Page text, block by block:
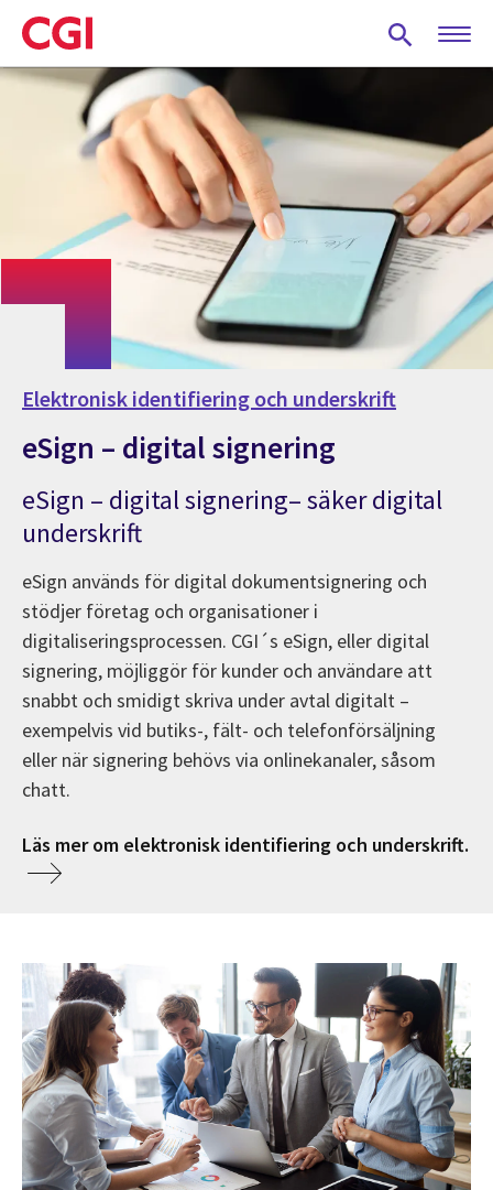
Skip
to
main
content
Elektronisk identifiering och underskrift
eSign – digital signering
eSign – digital signering– säker digital
underskrift
eSign används för digital dokumentsignering och
stödjer företag och organisationer i
digitaliseringsprocessen. CGI´s eSign, eller digital
signering, möjliggör för kunder och användare att
snabbt och smidigt skriva under avtal digitalt –
exempelvis vid butiks-, fält- och telefonförsäljning
eller när signering behövs via onlinekanaler, såsom
chatt.
Läs mer om elektronisk identifiering och underskrift.